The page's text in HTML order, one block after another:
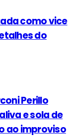
como vice
do
Perillo
e sola de
ao improviso